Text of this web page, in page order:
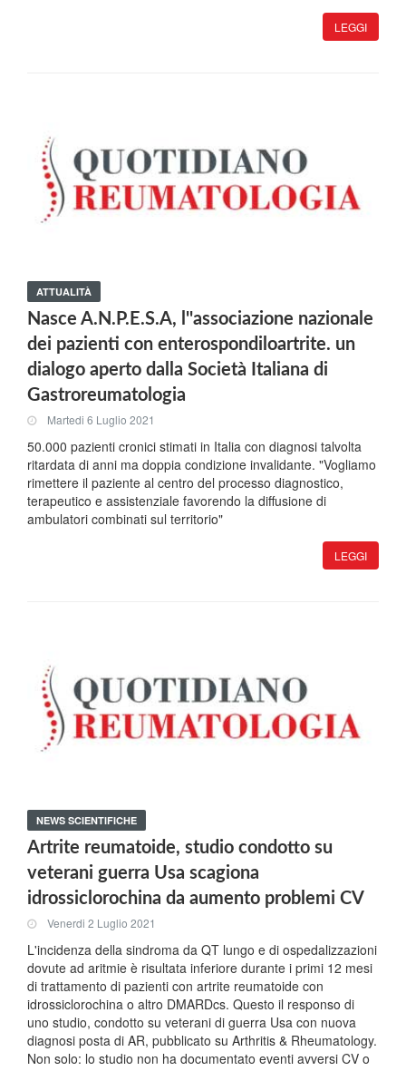
LEGGI
ATTUALITÀ
Nasce A.N.P.E.S.A, l''associazione nazionale
dei pazienti con enterospondiloartrite. un
dialogo aperto dalla Società Italiana di
Gastroreumatologia
Martedi 6 Luglio 2021
50.000 pazienti cronici stimati in Italia con diagnosi talvolta
ritardata di anni ma doppia condizione invalidante. "Vogliamo
rimettere il paziente al centro del processo diagnostico,
terapeutico e assistenziale favorendo la diffusione di
ambulatori combinati sul territorio"
LEGGI
NEWS SCIENTIFICHE
Artrite reumatoide, studio condotto su
veterani guerra Usa scagiona
idrossiclorochina da aumento problemi CV
Venerdi 2 Luglio 2021
L'incidenza della sindroma da QT lungo e di ospedalizzazioni
dovute ad aritmie è risultata inferiore durante i primi 12 mesi
di trattamento di pazienti con artrite reumatoide con
idrossiclorochina o altro DMARDcs. Questo il responso di
uno studio, condotto su veterani di guerra Usa con nuova
diagnosi posta di AR, pubblicato su Arthritis & Rheumatology.
Non solo: lo studio non ha documentato eventi avversi CV o